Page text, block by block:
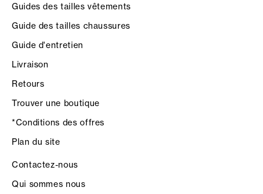
Guides des tailles vêtements
Guide des tailles chaussures
Guide d'entretien
Livraison
Retours
Trouver une boutique
*Conditions des offres
Plan du site
Contactez-nous
Qui sommes nous